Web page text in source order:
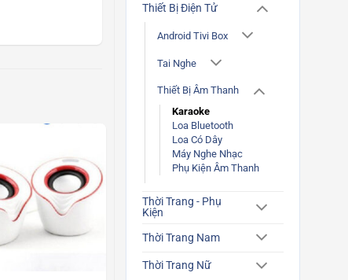
Thiết Bị Điện Tử
Android Tivi Box
Tai Nghe
Thiết Bị Âm Thanh
Karaoke
Loa Bluetooth
Loa Có Dây
Máy Nghe Nhạc
Phụ Kiện Âm Thanh
Thời Trang - Phụ
Kiện
Thời Trang Nam
Thời Trang Nữ